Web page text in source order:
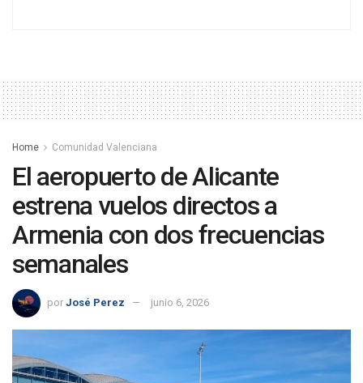
Home Comunidad Valenciana
El aeropuerto de Alicante
estrena vuelos directos a
Armenia con dos frecuencias
semanales
por José Perez junio 6, 2026